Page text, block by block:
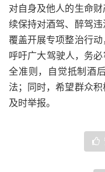
对自身及他人的生命
续保持对酒驾、醉驾
覆盖开展专项整治行
呼吁广大驾驶人，务
全准则，自觉抵制酒
法；同时，希望群众
及时举报。